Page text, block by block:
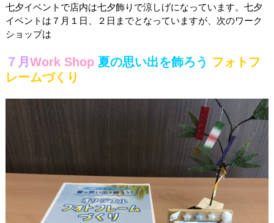
七夕イベントで店内は七夕飾りで涼しげになっています。七夕
イベントは７月１日、２日までとなっていますが、次のワーク
ショップは
７月 Work Shop 夏の思い出を飾ろう フォトフ
レームづくり